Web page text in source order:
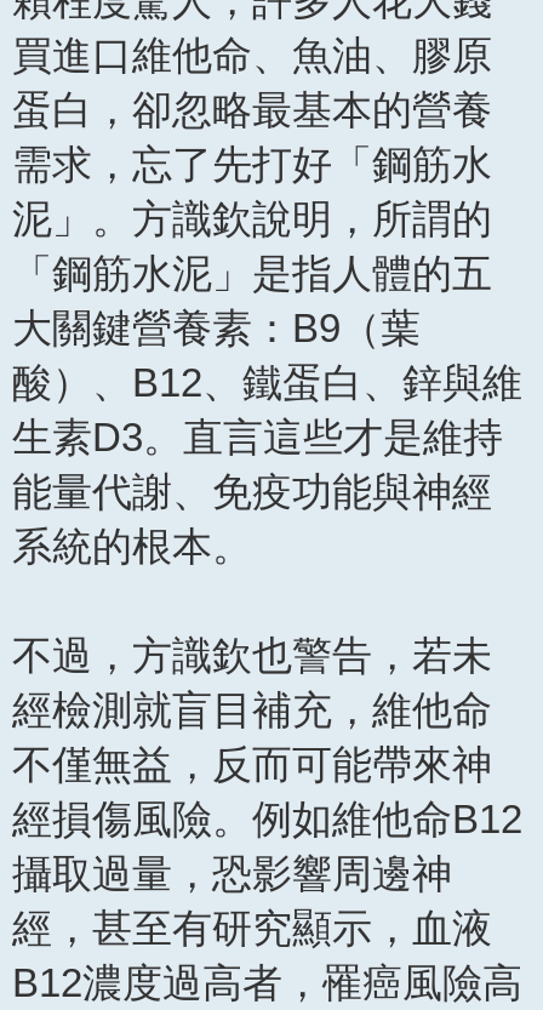
買進口維他命、魚油、膠原
蛋白，卻忽略最基本的營養
需求，忘了先打好「鋼筋水
泥」。方識欽說明，所謂的
「鋼筋水泥」是指人體的五
大關鍵營養素：B9（葉
酸）、B12、鐵蛋白、鋅與維
生素D3。直言這些才是維持
能量代謝、免疫功能與神經
系統的根本。
不過，方識欽也警告，若未
經檢測就盲目補充，維他命
不僅無益，反而可能帶來神
經損傷風險。例如維他命B12
攝取過量，恐影響周邊神
經，甚至有研究顯示，血液
B12濃度過高者，罹癌風險高